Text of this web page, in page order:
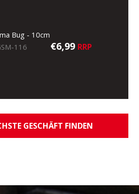
Bug - 10cm
116
€6,99 RRP
GESCHÄFT FINDEN